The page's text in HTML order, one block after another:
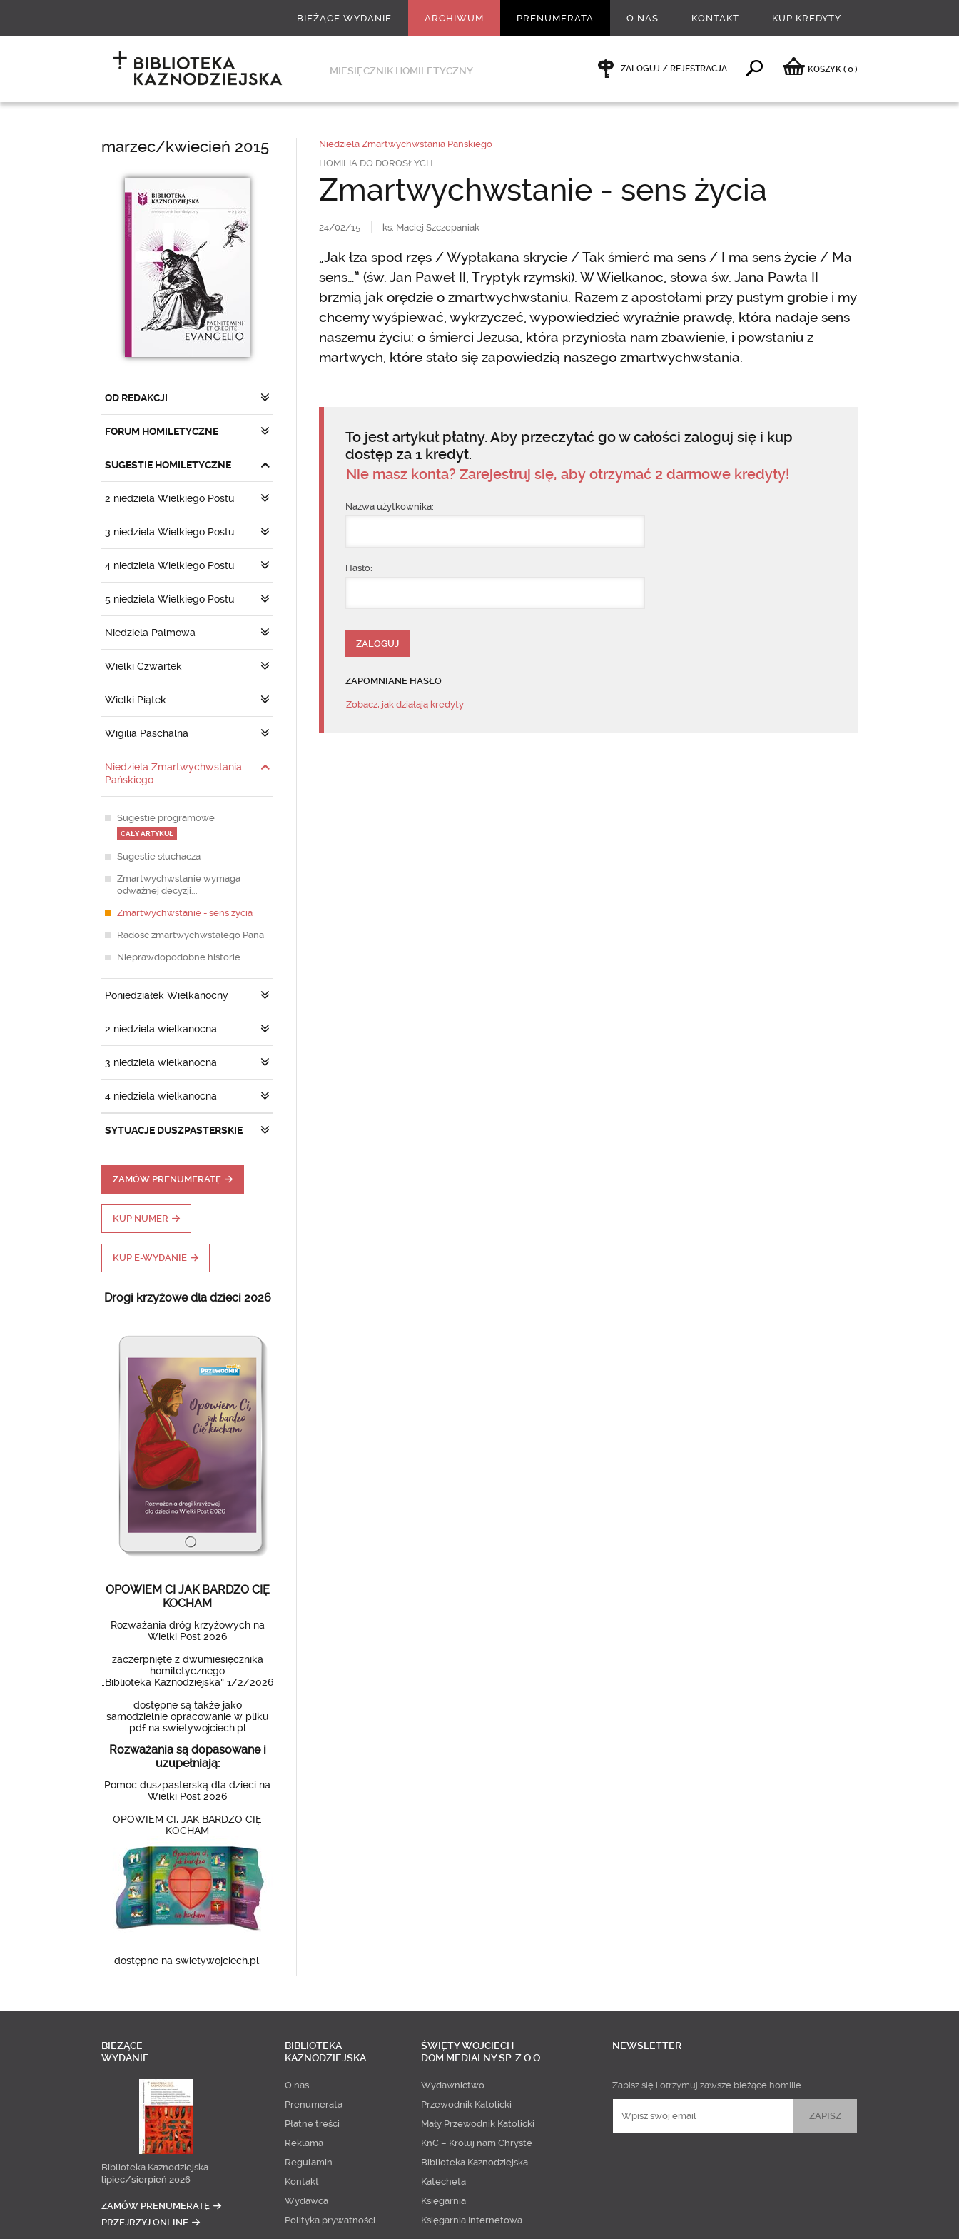
BIEŻĄCE WYDANIE ARCHIWUM PRENUMERATA O NAS KONTAKT KUP KREDYTY
MIESIĘCZNIK HOMILETYCZNY ZALOGUJ / REJESTRACJA KOSZYK ( 0)
marzec/kwiecień 2015
OD REDAKCJI
FORUM HOMILETYCZNE
SUGESTIE HOMILETYCZNE
2 niedziela Wielkiego Postu
3 niedziela Wielkiego Postu
4 niedziela Wielkiego Postu
5 niedziela Wielkiego Postu
Niedziela Palmowa
Wielki Czwartek
Wielki Piątek
Wigilia Paschalna
Niedziela Zmartwychwstania
Pańskiego
Sugestie programowe
CAŁY ARTYKUŁ
Sugestie słuchacza
Zmartwychwstanie wymaga
odważnej decyzji...
Zmartwychwstanie - sens życia
Radość zmartwychwstałego Pana
Nieprawdopodobne historie
Poniedziałek Wielkanocny
2 niedziela wielkanocna
3 niedziela wielkanocna
4 niedziela wielkanocna
SYTUACJE DUSZPASTERSKIE
ZAMÓW PRENUMERATĘ
KUP NUMER
KUP E-WYDANIE
Drogi krzyżowe dla dzieci 2026
OPOWIEM CI JAK BARDZO CIĘ
KOCHAM
Rozważania dróg krzyżowych na
Wielki Post 2026
zaczerpnięte z dwumiesięcznika
homiletycznego
„Biblioteka Kaznodziejska” 1/2/2026
dostępne są także jako
samodzielnie opracowanie w pliku
.pdf na swietywojciech.pl.
Rozważania są dopasowane i
uzupełniają:
Pomoc duszpasterską dla dzieci na
Wielki Post 2026
OPOWIEM CI, JAK BARDZO CIĘ
KOCHAM
dostępne na swietywojciech.pl.
Niedziela Zmartwychwstania Pańskiego
HOMILIA DO DOROSŁYCH
Zmartwychwstanie - sens życia
24/02/15 ks. Maciej Szczepaniak
„Jak łza spod rzęs / Wypłakana skrycie / Tak śmierć ma sens / I ma sens życie / Ma
sens…” (św. Jan Paweł II, Tryptyk rzymski). W Wielkanoc, słowa św. Jana Pawła II
brzmią jak orędzie o zmartwychwstaniu. Razem z apostołami przy pustym grobie i my
chcemy wyśpiewać, wykrzyczeć, wypowiedzieć wyraźnie prawdę, która nadaje sens
naszemu życiu: o śmierci Jezusa, która przyniosła nam zbawienie, i powstaniu z
martwych, które stało się zapowiedzią naszego zmartwychwstania.
To jest artykuł płatny. Aby przeczytać go w całości zaloguj się i kup
dostęp za 1 kredyt.
Nie masz konta? Zarejestruj się, aby otrzymać 2 darmowe kredyty!
Nazwa użytkownika:
Hasło:
ZAPOMNIANE HASŁO
Zobacz, jak działają kredyty
BIEŻĄCE
WYDANIE
Biblioteka Kaznodziejska
lipiec/sierpień 2026
ZAMÓW PRENUMERATĘ
PRZEJRZYJ ONLINE
BIBLIOTEKA
KAZNODZIEJSKA
O nas
Prenumerata
Płatne treści
Reklama
Regulamin
Kontakt
Wydawca
Polityka prywatności
ŚWIĘTY WOJCIECH
DOM MEDIALNY SP. Z O.O.
Wydawnictwo
Przewodnik Katolicki
Mały Przewodnik Katolicki
KnC – Króluj nam Chryste
Biblioteka Kaznodziejska
Katecheta
Księgarnia
Księgarnia Internetowa
NEWSLETTER
Zapisz się i otrzymuj zawsze bieżące homilie.